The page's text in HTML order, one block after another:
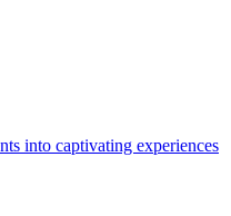
into captivating experiences